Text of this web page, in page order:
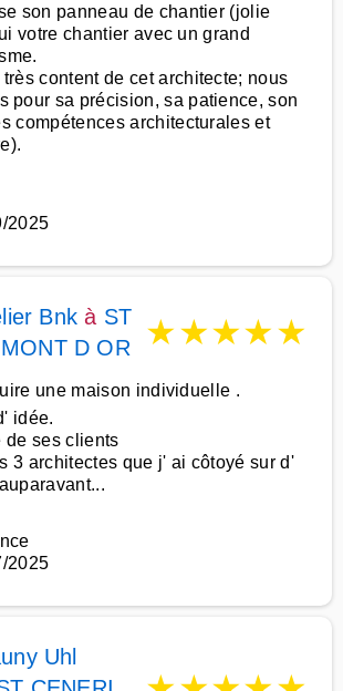
son panneau de chantier (jolie
votre chantier avec un grand
très content de cet architecte; nous
pour sa précision, sa patience, son
compétences architecturales et
2025
Bnk à ST
D OR
★★★★★
une maison individuelle .
idée.
de ses clients
3 architectes que j' ai côtoyé sur d'
2025
Uhl